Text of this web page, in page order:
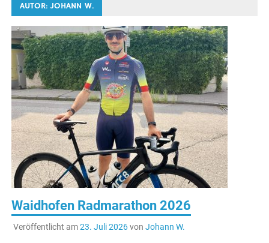
AUTOR:JOHANN W.
Waidhofen Radmarathon 2026
Veröffentlicht am23. Juli 2026von Johann W.